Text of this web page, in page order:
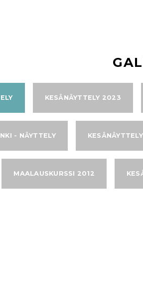
KESÄNÄYTTELY 2023
- NÄYTTELY
MAALAUSKURSSI 2012